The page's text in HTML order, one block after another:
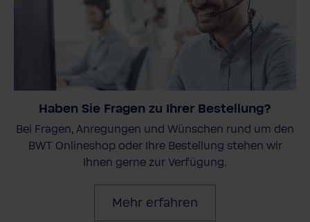
Haben Sie Fragen zu Ihrer Bestellung?
Bei Fragen, Anregungen und Wünschen rund um den
BWT Onlineshop oder Ihre Bestellung stehen wir
Ihnen gerne zur Verfügung.
Mehr erfahren